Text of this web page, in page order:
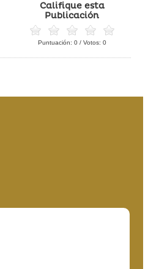
Califique esta
Publicación
Puntuación: 0/ Votos: 0